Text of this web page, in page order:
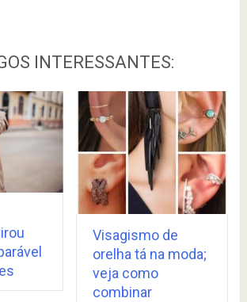
INTERESSANTES:
Visagismo de
orelha tá na moda;
veja como
combinar